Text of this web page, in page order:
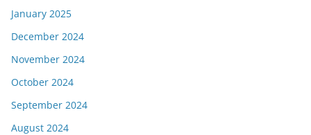
January 2025
December 2024
November 2024
October 2024
September 2024
August 2024